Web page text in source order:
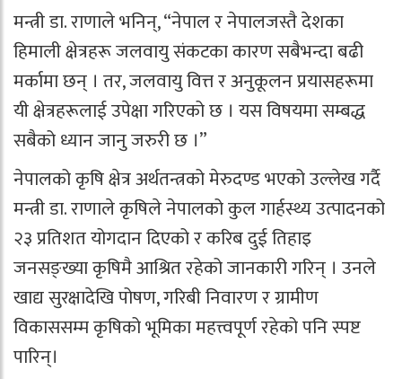
मन्त्री डा. राणाले भनिन्, “नेपाल र नेपालजस्तै देशका
हिमाली क्षेत्रहरू जलवायु संकटका कारण सबैभन्दा बढी
मर्कामा छन् । तर, जलवायु वित्त र अनुकूलन प्रयासहरूमा
यी क्षेत्रहरूलाई उपेक्षा गरिएको छ । यस विषयमा सम्बद्ध
सबैको ध्यान जानु जरुरी छ ।”
नेपालको कृषि क्षेत्र अर्थतन्त्रको मेरुदण्ड भएको उल्लेख गर्दै
मन्त्री डा. राणाले कृषिले नेपालको कुल गार्हस्थ्य उत्पादनको
२३ प्रतिशत योगदान दिएको र करिब दुई तिहाइ
जनसङ्ख्या कृषिमै आश्रित रहेको जानकारी गरिन् । उनले
खाद्य सुरक्षादेखि पोषण, गरिबी निवारण र ग्रामीण
विकाससम्म कृषिको भूमिका महत्त्वपूर्ण रहेको पनि स्पष्ट
पारिन्।